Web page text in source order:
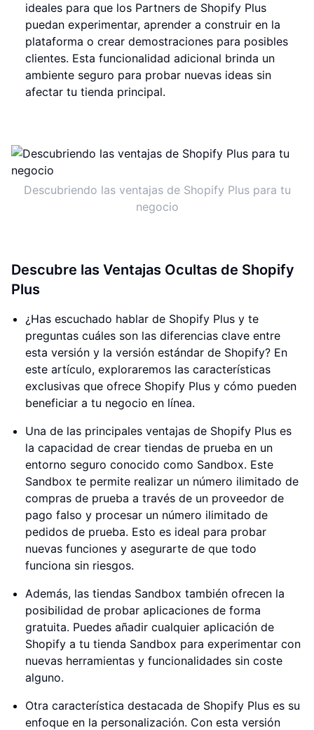
ideales para que los Partners de Shopify Plus
puedan experimentar, aprender a construir en la
plataforma o crear demostraciones para posibles
clientes. Esta funcionalidad adicional brinda un
ambiente seguro para probar nuevas ideas sin
afectar tu tienda principal.
Descubriendo las ventajas de Shopify Plus para tu
negocio
Descubre las Ventajas Ocultas de Shopify
Plus
¿Has escuchado hablar de Shopify Plus y te
preguntas cuáles son las diferencias clave entre
esta versión y la versión estándar de Shopify? En
este artículo, exploraremos las características
exclusivas que ofrece Shopify Plus y cómo pueden
beneficiar a tu negocio en línea.
Una de las principales ventajas de Shopify Plus es
la capacidad de crear tiendas de prueba en un
entorno seguro conocido como Sandbox. Este
Sandbox te permite realizar un número ilimitado de
compras de prueba a través de un proveedor de
pago falso y procesar un número ilimitado de
pedidos de prueba. Esto es ideal para probar
nuevas funciones y asegurarte de que todo
funciona sin riesgos.
Además, las tiendas Sandbox también ofrecen la
posibilidad de probar aplicaciones de forma
gratuita. Puedes añadir cualquier aplicación de
Shopify a tu tienda Sandbox para experimentar con
nuevas herramientas y funcionalidades sin coste
alguno.
Otra característica destacada de Shopify Plus es su
enfoque en la personalización. Con esta versión